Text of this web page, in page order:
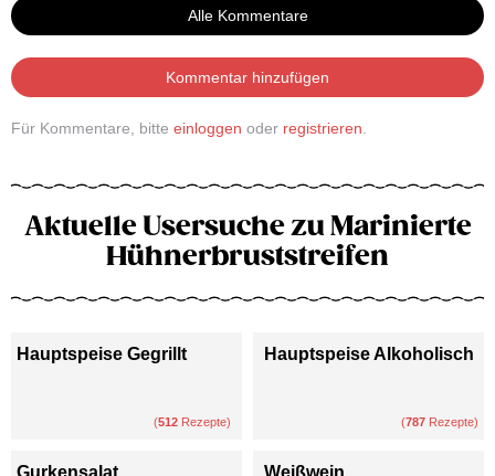
Alle Kommentare
Kommentar hinzufügen
Für Kommentare, bitte einloggen oder registrieren
Aktuelle Usersuche zu Marinierte
Hühnerbruststreifen
Hauptspeise Gegrillt
(512 Rezepte)
Hauptspeise Alkoholisch
(787 Rezepte)
Gurkensalat Weißwein